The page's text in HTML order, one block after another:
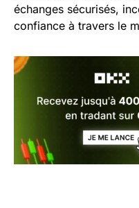
échanges sécurisés,
confiance à travers le